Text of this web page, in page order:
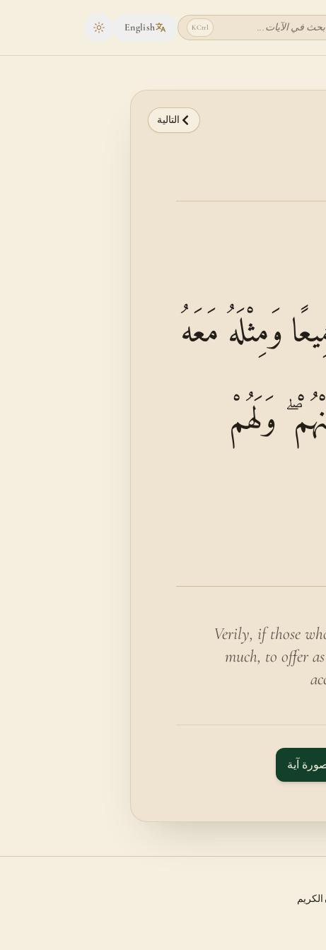
في الآيات... Ctrl
K
English
Toggle theme
التالية
وَمِثْلَهُ مَعَهُ
وَلَهُمْ
Verily, if those
much, to offer
آية